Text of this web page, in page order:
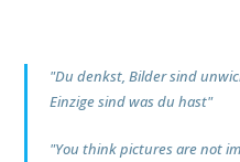
"Du denkst, Bilder sind
Einzige sind was du hast"
"You think pictures are not